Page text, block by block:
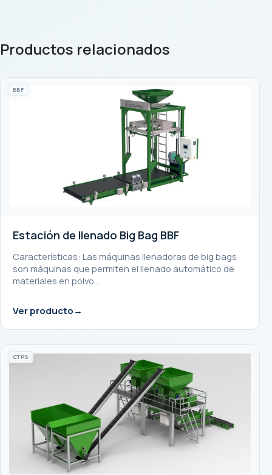
Productos relacionados
BBF
Estación de llenado Big Bag BBF
Características: Las máquinas llenadoras de big bags
son máquinas que permiten el llenado automático de
materiales en polvo…
Ver producto
CTPS